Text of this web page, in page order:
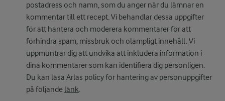
postadress och namn, som du anger när du lämnar en
kommentar till ett recept. Vi behandlar dessa uppgifter
för att hantera och moderera kommentarer för att
förhindra spam, missbruk och olämpligt innehåll. Vi
uppmuntrar dig att undvika att inkludera information i
dina kommentarer som kan identifiera dig personligen.
Du kan läsa Arlas policy för hantering av personuppgifter
på följande länk.